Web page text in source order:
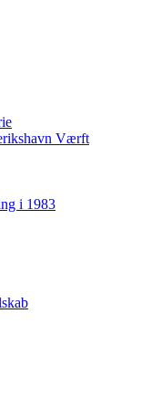
Værft
i 1983